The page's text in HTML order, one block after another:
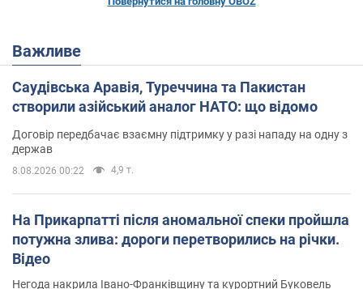
Важливе
Саудівська Аравія, Туреччина та Пакистан
створили азійський аналог НАТО: що відомо
Договір передбачає взаємну підтримку у разі нападу на одну з
держав
8.08.2026 00:22 4,9 т.
На Прикарпатті після аномальної спеки пройшла
потужна злива: дороги перетворились на річки.
Відео
Негода накрила Івано-Франківщину та курортний Буковель